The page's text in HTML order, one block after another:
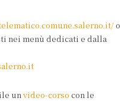
o
nei menù dedicati e dalla
unvideo-corso con le